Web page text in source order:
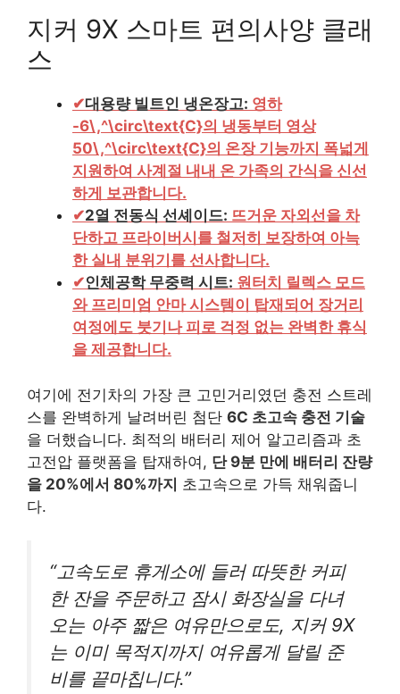
지커 9X 스마트 편의사양 클래
스
✔대용량 빌트인 냉온장고: 영하
-6\,^\circ\text{C}의 냉동부터 영상
50\,^\circ\text{C}의 온장 기능까지 폭넓게
지원하여 사계절 내내 온 가족의 간식을 신선
하게 보관합니다.
✔2열 전동식 선셰이드: 뜨거운 자외선을 차
단하고 프라이버시를 철저히 보장하여 아늑
한 실내 분위기를 선사합니다.
✔인체공학 무중력 시트: 원터치 릴렉스 모드
와 프리미엄 안마 시스템이 탑재되어 장거리
여정에도 붓기나 피로 걱정 없는 완벽한 휴식
을 제공합니다.
여기에 전기차의 가장 큰 고민거리였던 충전 스트레
스를 완벽하게 날려버린 첨단 6C 초고속 충전 기술
을 더했습니다. 최적의 배터리 제어 알고리즘과 초
고전압 플랫폼을 탑재하여, 단 9분 만에 배터리 잔량
을 20%에서 80%까지 초고속으로 가득 채워줍니
다.
“고속도로 휴게소에 들러 따뜻한 커피
한 잔을 주문하고 잠시 화장실을 다녀
오는 아주 짧은 여유만으로도, 지커 9X
는 이미 목적지까지 여유롭게 달릴 준
비를 끝마칩니다.”